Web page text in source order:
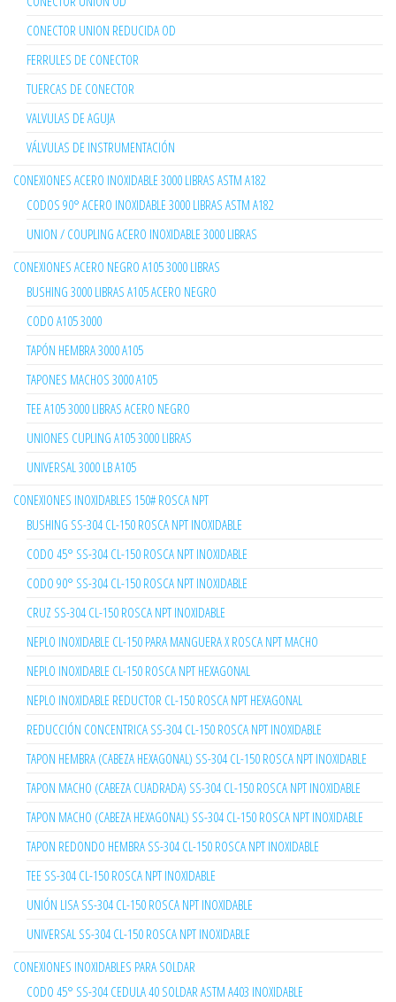
CONECTOR UNION REDUCIDA OD
FERRULES DE CONECTOR
TUERCAS DE CONECTOR
VALVULAS DE AGUJA
VÁLVULAS DE INSTRUMENTACIÓN
CONEXIONES ACERO INOXIDABLE 3000 LIBRAS ASTM A182
CODOS 90° ACERO INOXIDABLE 3000 LIBRAS ASTM A182
UNION / COUPLING ACERO INOXIDABLE 3000 LIBRAS
CONEXIONES ACERO NEGRO A105 3000 LIBRAS
BUSHING 3000 LIBRAS A105 ACERO NEGRO
CODO A105 3000
TAPÓN HEMBRA 3000 A105
TAPONES MACHOS 3000 A105
TEE A105 3000 LIBRAS ACERO NEGRO
UNIONES CUPLING A105 3000 LIBRAS
UNIVERSAL 3000 LB A105
CONEXIONES INOXIDABLES 150# ROSCA NPT
BUSHING SS-304 CL-150 ROSCA NPT INOXIDABLE
CODO 45° SS-304 CL-150 ROSCA NPT INOXIDABLE
CODO 90° SS-304 CL-150 ROSCA NPT INOXIDABLE
CRUZ SS-304 CL-150 ROSCA NPT INOXIDABLE
NEPLO INOXIDABLE CL-150 PARA MANGUERA X ROSCA NPT MACHO
NEPLO INOXIDABLE CL-150 ROSCA NPT HEXAGONAL
NEPLO INOXIDABLE REDUCTOR CL-150 ROSCA NPT HEXAGONAL
REDUCCIÓN CONCENTRICA SS-304 CL-150 ROSCA NPT INOXIDABLE
TAPON HEMBRA (CABEZA HEXAGONAL) SS-304 CL-150 ROSCA NPT INOXIDABLE
TAPON MACHO (CABEZA CUADRADA) SS-304 CL-150 ROSCA NPT INOXIDABLE
TAPON MACHO (CABEZA HEXAGONAL) SS-304 CL-150 ROSCA NPT INOXIDABLE
TAPON REDONDO HEMBRA SS-304 CL-150 ROSCA NPT INOXIDABLE
TEE SS-304 CL-150 ROSCA NPT INOXIDABLE
UNIÓN LISA SS-304 CL-150 ROSCA NPT INOXIDABLE
UNIVERSAL SS-304 CL-150 ROSCA NPT INOXIDABLE
CONEXIONES INOXIDABLES PARA SOLDAR
CODO 45° SS-304 CEDULA 40 SOLDAR ASTM A403 INOXIDABLE